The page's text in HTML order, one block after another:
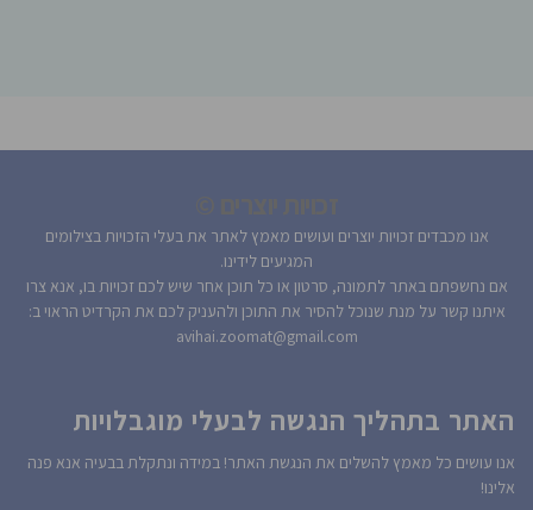
אנו מכבדים זכויות יוצרים ועושים מאמץ לאתר את בעלי הזכויות בצילומים
המגיעים לידינו.
אם נחשפתם באתר לתמונה, סרטון או כל תוכן אחר שיש לכם זכויות בו, אנא צרו
איתנו קשר על מנת שנוכל להסיר את התוכן ולהעניק לכם את הקרדיט הראוי ב:
avihai.zoomat@gmail.com
האתר בתהליך הנגשה לבעלי מוגבלויות
אנו עושים כל מאמץ להשלים את הנגשת האתר! במידה ונתקלת בבעיה אנא פנה
אלינו!